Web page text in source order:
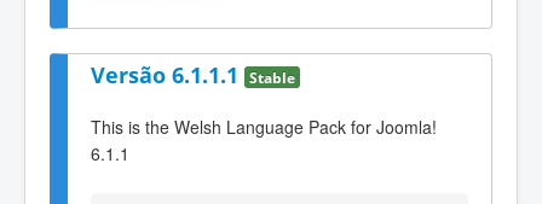
Versão 6.1.1.1 Stable
This is the Welsh Language Pack for Joomla!
6.1.1